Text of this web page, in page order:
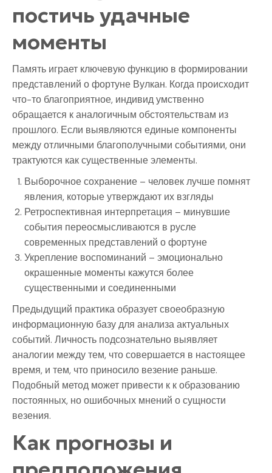
постичь удачные
моменты
Память играет ключевую функцию в формировании
представлений о фортуне Вулкан. Когда происходит
что-то благоприятное, индивид умственно
обращается к аналогичным обстоятельствам из
прошлого. Если выявляются единые компоненты
между отличными благополучными событиями, они
трактуются как существенные элементы.
Выборочное сохранение – человек лучше помнят
явления, которые утверждают их взгляды
Ретроспективная интерпретация – минувшие
события переосмысливаются в русле
современных представлений о фортуне
Укрепление воспоминаний – эмоционально
окрашенные моменты кажутся более
существенными и соединенными
Предыдущий практика образует своеобразную
информационную базу для анализа актуальных
событий. Личность подсознательно выявляет
аналогии между тем, что совершается в настоящее
время, и тем, что приносило везение раньше.
Подобный метод может привести к к образованию
постоянных, но ошибочных мнений о сущности
везения.
Как прогнозы и